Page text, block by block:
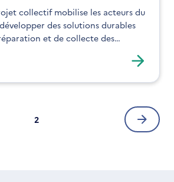
collectif mobilise les acteurs du
des solutions durables
et de collecte des
Page
2 Page